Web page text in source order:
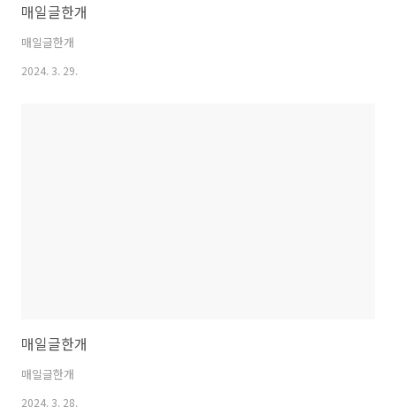
매일글한개
매일글한개
2024. 3. 29.
매일글한개
매일글한개
2024. 3. 28.